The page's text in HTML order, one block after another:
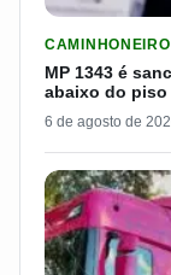
CAMINHONEIRO
MP 1343 é
abaixo do piso
6 de agosto de